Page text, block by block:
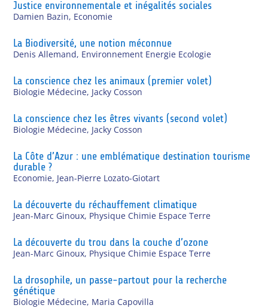
Justice environnementale et inégalités sociales
Damien Bazin, Economie
La Biodiversité, une notion méconnue
Denis Allemand, Environnement Energie Ecologie
La conscience chez les animaux (premier volet)
Biologie Médecine, Jacky Cosson
La conscience chez les êtres vivants (second volet)
Biologie Médecine, Jacky Cosson
La Côte d’Azur : une emblématique destination tourisme
durable ?
Economie, Jean-Pierre Lozato-Giotart
La découverte du réchauffement climatique
Jean-Marc Ginoux, Physique Chimie Espace Terre
La découverte du trou dans la couche d’ozone
Jean-Marc Ginoux, Physique Chimie Espace Terre
La drosophile, un passe-partout pour la recherche
génétique
Biologie Médecine, Maria Capovilla